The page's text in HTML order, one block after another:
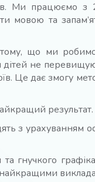
Ми працюємо
та
що ми
дітей не
Це дає змогу
результат.
з урахуванням
гнучкого